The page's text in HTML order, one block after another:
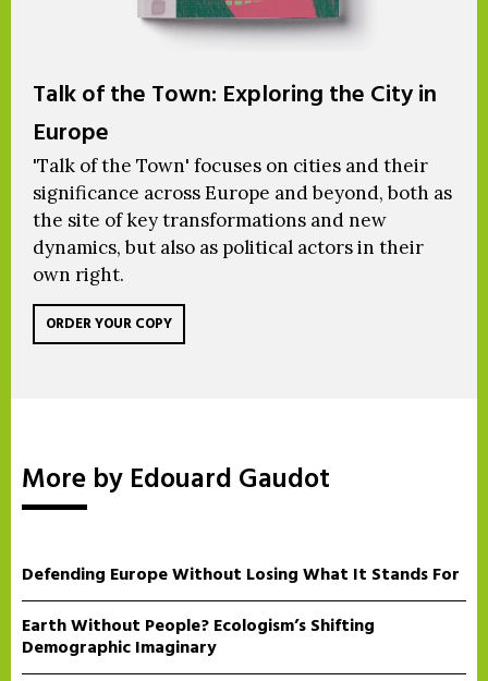
Talk of the Town: Exploring the City in
Europe
'Talk of the Town' focuses on cities and their
significance across Europe and beyond, both as
the site of key transformations and new
dynamics, but also as political actors in their
own right.
ORDER YOUR COPY
More by Edouard Gaudot
Defending Europe Without Losing What It Stands For
Earth Without People? Ecologism’s Shifting
Demographic Imaginary